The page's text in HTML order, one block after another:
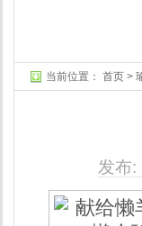
当前位置： 首页 >
发布